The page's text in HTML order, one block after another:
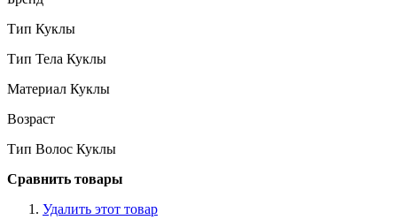
Тип Куклы
Тип Тела Куклы
Материал Куклы
Возраст
Тип Волос Куклы
Сравнить товары
Удалить этот товар